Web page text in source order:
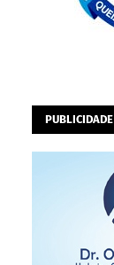
PUBLICIDADE